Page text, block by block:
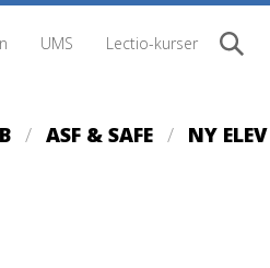
UMS Lectio-kurser
ASF & SAFE NY ELEV